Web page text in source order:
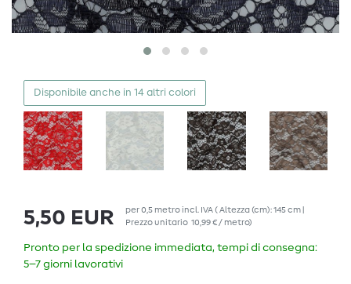
Disponibile anche in 14 altri colori
5,50 EUR per0,5 metroincl. IVA( Altezza (cm): 145 cm |
Prezzo unitario 10,99 € / metro)
Pronto per la spedizione immediata, tempi di consegna:
5–7 giorni lavorativi